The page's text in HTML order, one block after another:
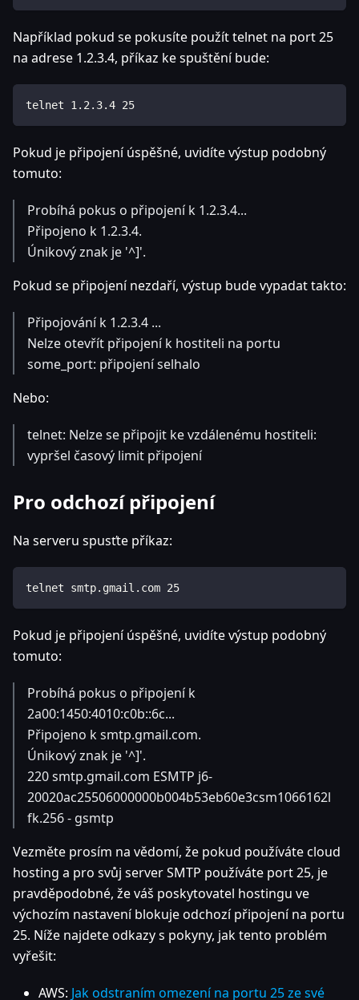
Například pokud se pokusíte použít telnet na port 25
na adrese 1.2.3.4, příkaz ke spuštění bude:
telnet 1.2.3.4 25
Pokud je připojení úspěšné, uvidíte výstup podobný
tomuto:
Probíhá pokus o připojení k 1.2.3.4...
Připojeno k 1.2.3.4.
Únikový znak je '^]'.
Pokud se připojení nezdaří, výstup bude vypadat takto:
Připojování k 1.2.3.4 ...
Nelze otevřít připojení k hostiteli na portu
some_port: připojení selhalo
Nebo:
telnet: Nelze se připojit ke vzdálenému hostiteli:
vypršel časový limit připojení
Pro odchozí připojení
Na serveru spusťte příkaz:
telnet smtp.gmail.com 25
Pokud je připojení úspěšné, uvidíte výstup podobný
tomuto:
Probíhá pokus o připojení k
2a00:1450:4010:c0b::6c...
Připojeno k smtp.gmail.com.
Únikový znak je '^]'.
220 smtp.gmail.com ESMTP j6-
20020ac25506000000b004b53eb60e3csm1066162l
fk.256 - gsmtp
Vezměte prosím na vědomí, že pokud používáte cloud
hosting a pro svůj server SMTP používáte port 25, je
pravděpodobné, že váš poskytovatel hostingu ve
výchozím nastavení blokuje odchozí připojení na portu
25. Níže najdete odkazy s pokyny, jak tento problém
vyřešit:
AWS: Jak odstraním omezení na portu 25 ze své